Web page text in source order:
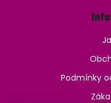
Podmínky